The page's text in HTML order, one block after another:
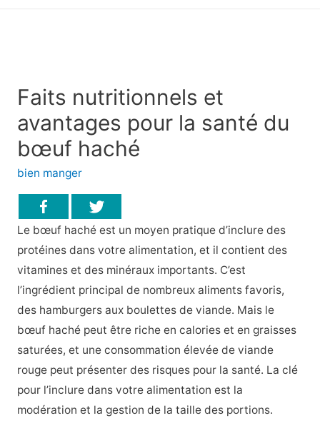
Faits nutritionnels et
avantages pour la santé du
bœuf haché
bien manger
Le bœuf haché est un moyen pratique d’inclure des
protéines dans votre alimentation, et il contient des
vitamines et des minéraux importants. C’est
l’ingrédient principal de nombreux aliments favoris,
des hamburgers aux boulettes de viande. Mais le
bœuf haché peut être riche en calories et en graisses
saturées, et une consommation élevée de viande
rouge peut présenter des risques pour la santé. La clé
pour l’inclure dans votre alimentation est la
modération et la gestion de la taille des portions.